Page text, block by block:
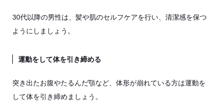
30代以降の男性は、髪や肌のセルフケアを行い、清潔感を保つ
ようにしましょう。
運動をして体を引き締める
突き出たお腹やたるんだ顎など、体形が崩れている方は運動を
して体を引き締めましょう。